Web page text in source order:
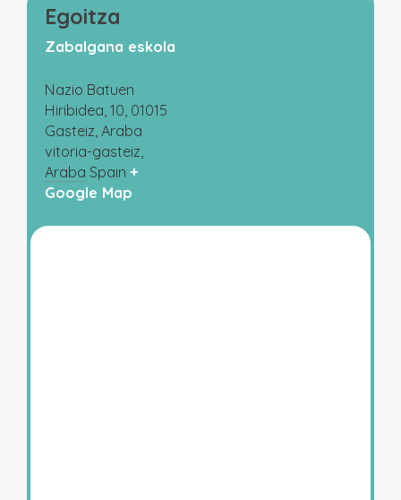
Egoitza
Zabalgana eskola
Nazio Batuen
Hiribidea, 10, 01015
Gasteiz, Araba
vitoria-gasteiz,
Araba Spain +
Google Map